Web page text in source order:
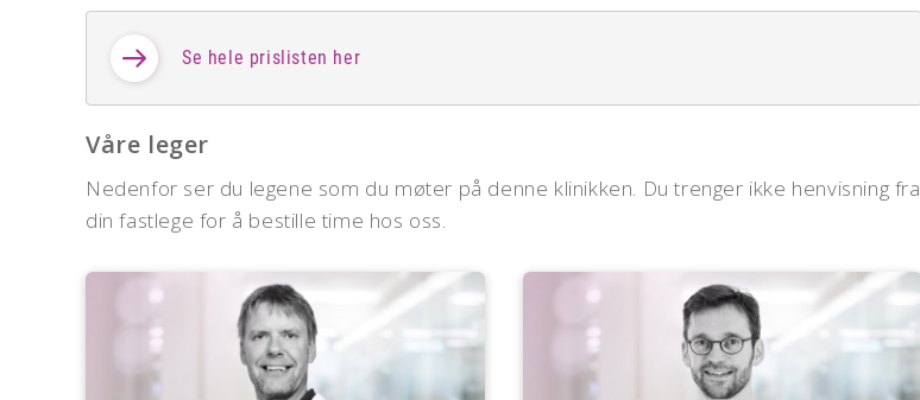
Se hele prislisten her
Våre leger
Nedenfor ser du legene som du møter på denne klinikken. Du trenger ikke henvisning fra
din fastlege for å bestille time hos oss.